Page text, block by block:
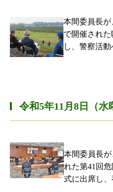
本間委員長
で開催され
し、警察活動
令和5年11月8日（水
本間委員長
れた第41回
式に出席し、